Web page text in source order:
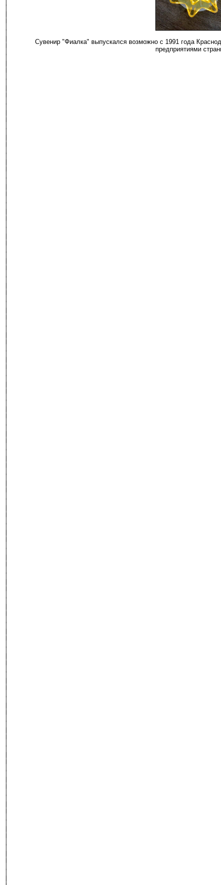
Сувенир "Фиалка" выпускался возможно с 1991 года
предприятиями